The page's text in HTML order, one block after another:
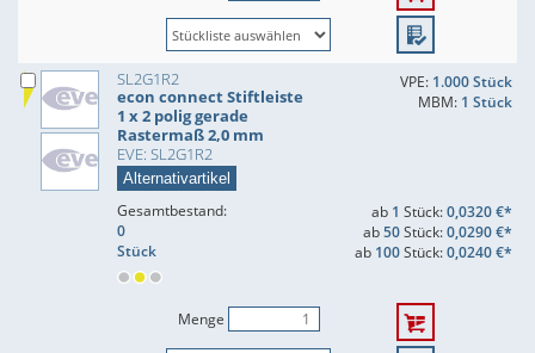
SL2G1R2
econ connect Stiftleiste
1 x 2 polig gerade
Rastermaß 2,0 mm
EVE: SL2G1R2
Alternativartikel
VPE: 1.000 Stück
MBM: 1 Stück
Gesamtbestand:
0
Stück
ab 1 Stück:0,0320 €*
ab50Stück:0,0290 €*
ab 100Stück:0,0240 €*
Menge